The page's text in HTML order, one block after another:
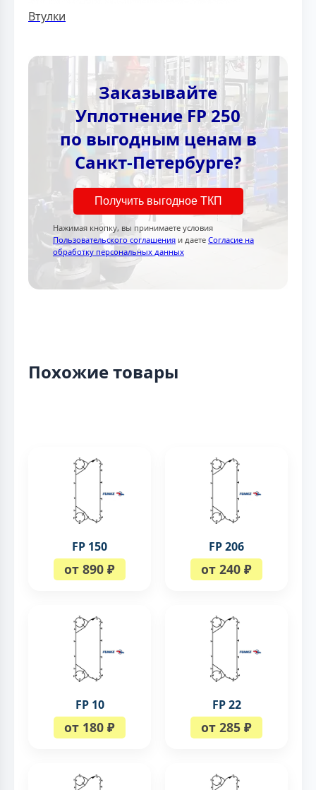
Втулки
Заказывайте
Уплотнение FP 250
по выгодным ценам в
Санкт-Петербурге?
Получить выгодное ТКП
Нажимая кнопку, вы принимаете условия
Пользовательского соглашения и даете Согласие на
обработку персональных данных
Похожие товары
FP 150
от 890 ₽
FP 206
от 240 ₽
FP 10
от 180 ₽
FP 22
от 285 ₽